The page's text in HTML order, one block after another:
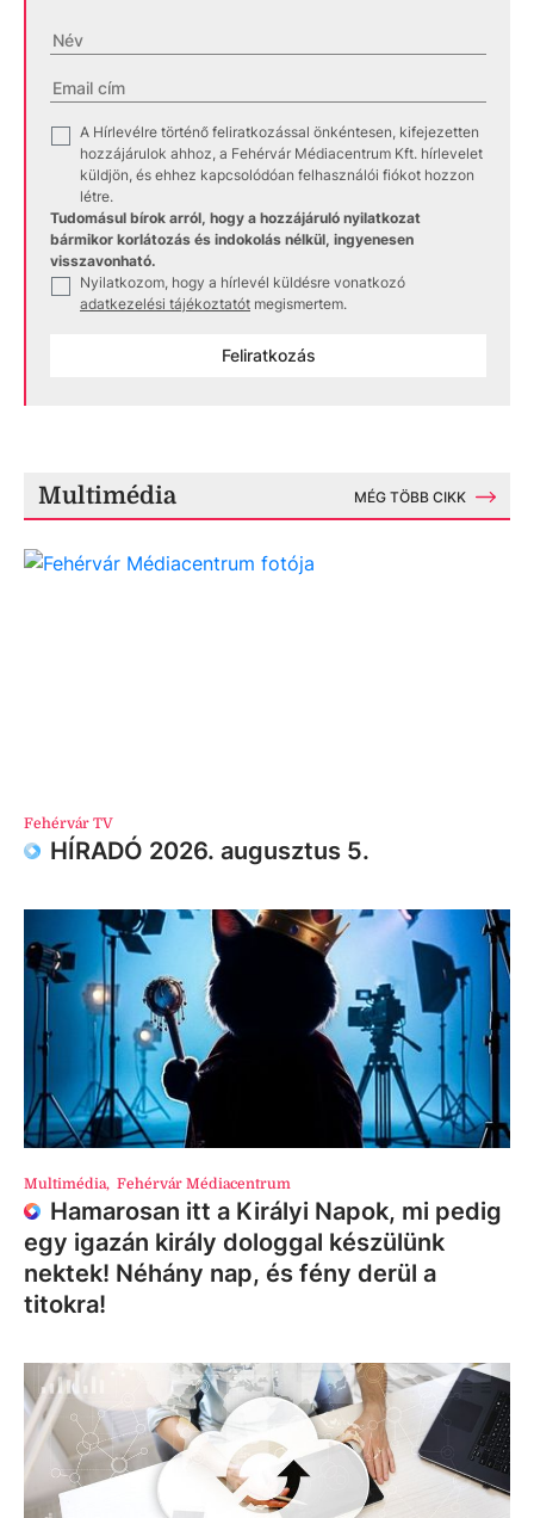
A Hírlevélre történő feliratkozással önkéntesen, kifejezetten
hozzájárulok ahhoz, a Fehérvár Médiacentrum Kft. hírlevelet
küldjön, és ehhez kapcsolódóan felhasználói fiókot hozzon
létre.
Tudomásul bírok arról, hogy a hozzájáruló nyilatkozat
bármikor korlátozás és indokolás nélkül, ingyenesen
visszavonható.
Nyilatkozom, hogy a hírlevél küldésre vonatkozó
adatkezelési tájékoztatót megismertem.
Feliratkozás
Multimédia MÉG TÖBB CIKK
Fehérvár TV
HÍRADÓ 2026. augusztus 5.
Multimédia, Fehérvár Médiacentrum
Hamarosan itt a Királyi Napok, mi pedig
egy igazán király dologgal készülünk
nektek! Néhány nap, és fény derül a
titokra!